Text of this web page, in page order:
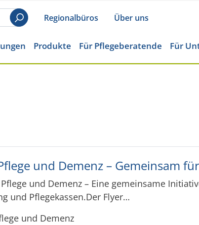
SuchenRegionalbüros Über uns
Produkte Für Pflegeberatende Für
und Demenz – Gemeinsam
und Demenz – Eine gemeinsame
und Pflegekassen.Der Flyer…
und Demenz